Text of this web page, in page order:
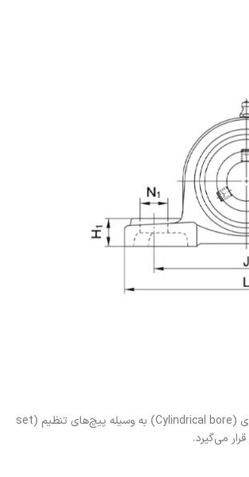
یاتاقان بلبرینگ UCP، که به نام واحدهای بلوک بالشتکی نوع UCP شناخته می‌شود، نوعی یاتاقان صنعتی است که در آن یک بلبرینگ استوانه‌ای با حفره‌ای استوانه‌ای (Cylindrical bore) به وسیله پیچ‌های تنظیم (set